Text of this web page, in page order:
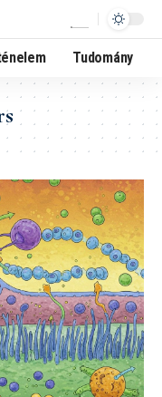
Tudomány